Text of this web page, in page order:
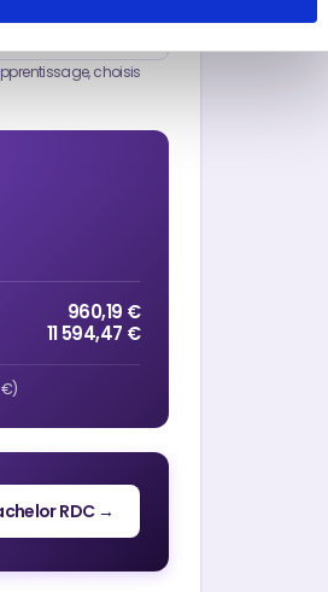
choisis
960,19 €
11 594,47 €
€)
RDC →